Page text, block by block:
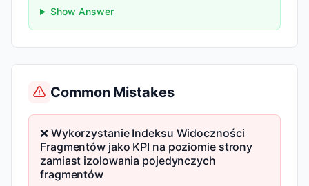
Show Answer
Common Mistakes
❌ Wykorzystanie Indeksu Widoczności
Fragmentów jako KPI na poziomie strony
zamiast izolowania pojedynczych
fragmentów